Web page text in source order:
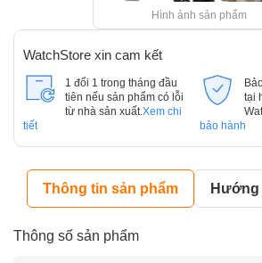
Hình ảnh sản phẩm
WatchStore xin cam kết
1 đổi 1 trong tháng đầu
tiên nếu sản phẩm có lỗi
từ nhà sản xuất. Xem chi
tiết
tại
bảo hành
Thông tin sản phẩm Hướng
Thông số sản phẩm